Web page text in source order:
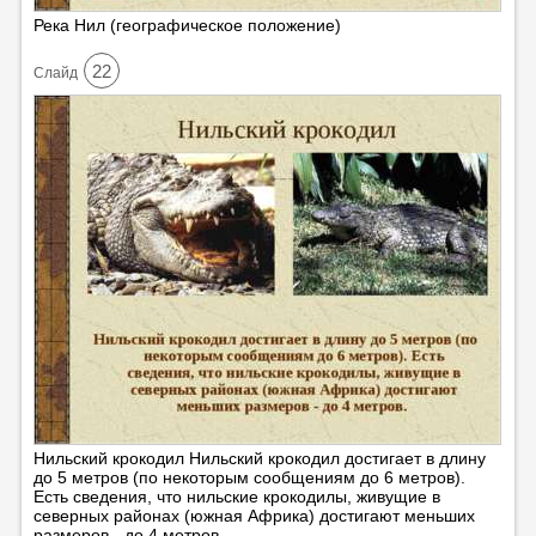
Река Нил (географическое положение)
Cлайд 22
Нильский крокодил Нильский крокодил достигает в длину
до 5 метров (по некоторым сообщениям до 6 метров).
Есть сведения, что нильские крокодилы, живущие в
северных районах (южная Африка) достигают меньших